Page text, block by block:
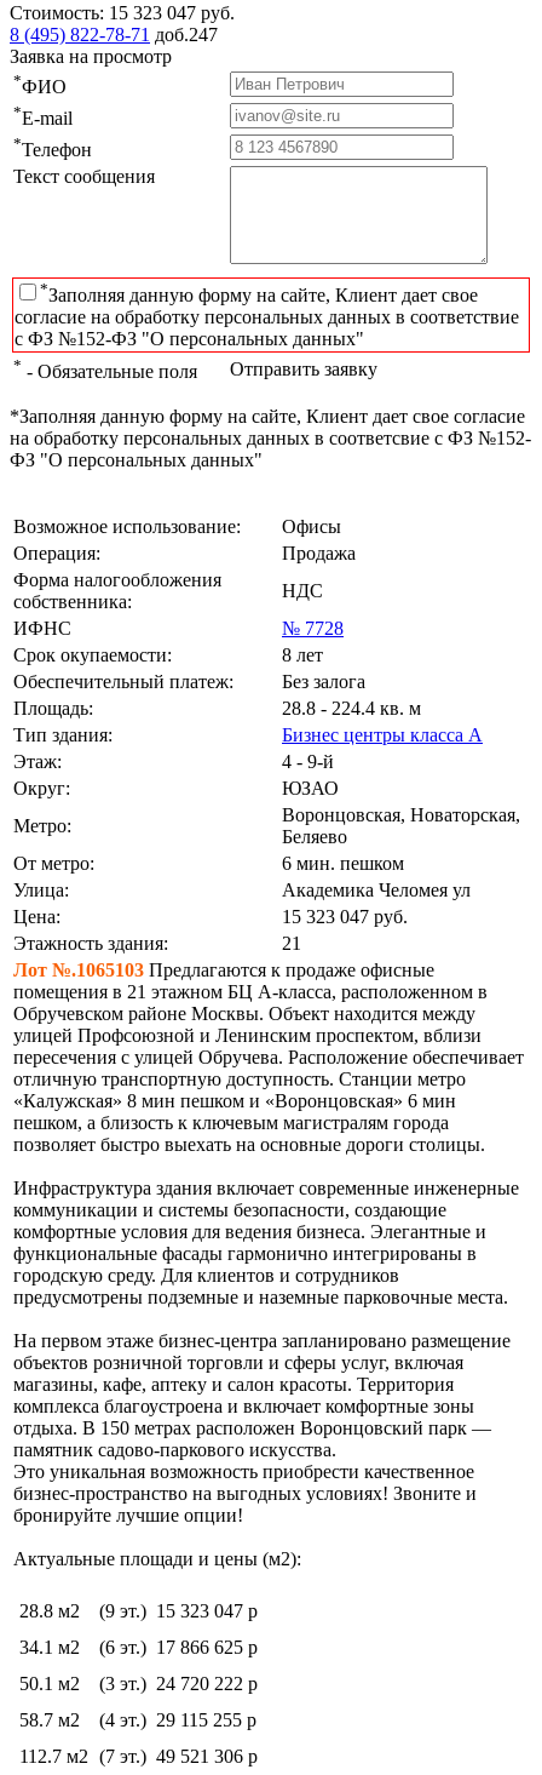
Стоимость: 15 323 047 руб.
8 (495) 822-78-71 доб.247
Заявка на просмотр
*ФИО
*E-mail
*Телефон
Текст сообщения
*Заполняя данную форму на сайте, Клиент дает свое
согласие на обработку персональных данных в соответствие
с ФЗ №152-ФЗ "О персональных данных"
* - Обязательные поля Отправить заявку
*Заполняя данную форму на сайте, Клиент дает свое согласие
на обработку персональных данных в соответсвие с ФЗ №152-
ФЗ "О персональных данных"
Возможное использование:
Офисы
Операция:
Продажа
Форма налогообложения
собственника:
НДС
ИФНС
№ 7728
Срок окупаемости:
8 лет
Обеспечительный платеж:
Без залога
Площадь:
28.8 - 224.4 кв. м
Тип здания:
Бизнес центры класса А
Этаж:
4 - 9-й
Округ:
ЮЗАО
Метро:
Воронцовская, Новаторская,
Беляево
От метро:
6 мин. пешком
Улица:
Академика Челомея ул
Цена:
15 323 047 руб.
Этажность здания:
21
Лот №.1065103 Предлагаются к продаже офисные
помещения в 21 этажном БЦ А-класса, расположенном в
Обручевском районе Москвы. Объект находится между
улицей Профсоюзной и Ленинским проспектом, вблизи
пересечения с улицей Обручева. Расположение обеспечивает
отличную транспортную доступность. Станции метро
«Калужская» 8 мин пешком и «Воронцовская» 6 мин
пешком, а близость к ключевым магистралям города
позволяет быстро выехать на основные дороги столицы.
Инфраструктура здания включает современные инженерные
коммуникации и системы безопасности, создающие
комфортные условия для ведения бизнеса. Элегантные и
функциональные фасады гармонично интегрированы в
городскую среду. Для клиентов и сотрудников
предусмотрены подземные и наземные парковочные места.
На первом этаже бизнес-центра запланировано размещение
объектов розничной торговли и сферы услуг, включая
магазины, кафе, аптеку и салон красоты. Территория
комплекса благоустроена и включает комфортные зоны
отдыха. В 150 метрах расположен Воронцовский парк —
памятник садово-паркового искусства.
Это уникальная возможность приобрести качественное
бизнес-пространство на выгодных условиях! Звоните и
бронируйте лучшие опции!
Актуальные площади и цены (м2):
28.8 м2 (9 эт.) 15 323 047 р
34.1 м2
(6 эт.) 17 866 625 р
50.1 м2
(3 эт.) 24 720 222 р
58.7 м2
(4 эт.) 29 115 255 р
112.7 м2 (7 эт.) 49 521 306 р